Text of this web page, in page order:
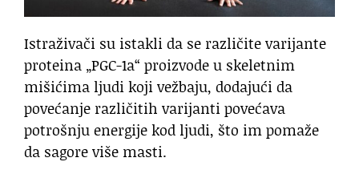
Istraživači su istakli da se različite varijante
proteina „PGC-1a“ proizvode u skeletnim
mišićima ljudi koji vežbaju, dodajući da
povećanje različitih varijanti povećava
potrošnju energije kod ljudi, što im pomaže
da sagore više masti.